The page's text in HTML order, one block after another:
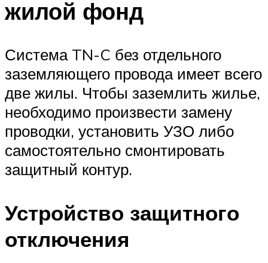
жилой фонд
Система TN-C без отдельного
заземляющего провода имеет всего
две жилы. Чтобы заземлить жилье,
необходимо произвести замену
проводки, установить УЗО либо
самостоятельно смонтировать
защитный контур.
Устройство защитного
отключения